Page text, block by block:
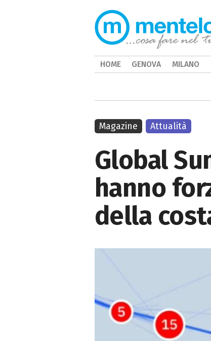
Global
hanno
della
Magazine Attualità
HOME GENOVA MILANO